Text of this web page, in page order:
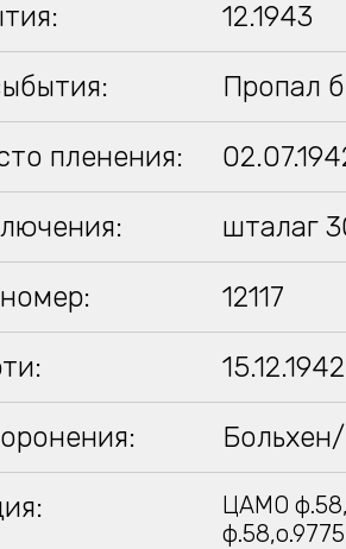
12.1943
Пропал
пленения:
шталаг
12117
15.12.1942
ЦАМО